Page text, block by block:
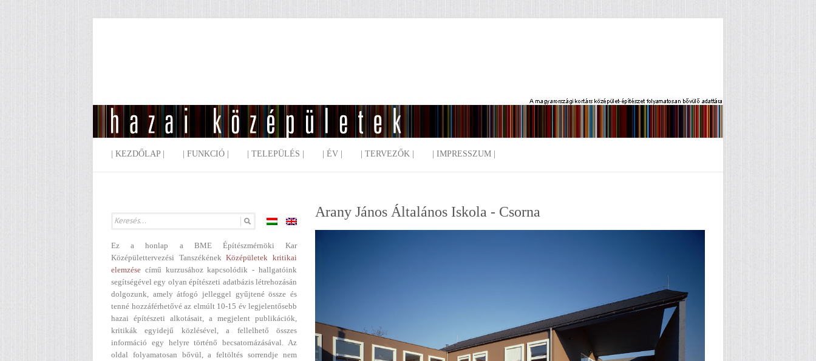
| KEZDŐLAP | | FUNKCIÓ | | TELEPÜLÉS | | ÉV | | TERVEZŐK | | IMPRESSZUM |
Arany János Általános Iskola - Csorna
Ez a honlap a BME Építészmérnöki Kar
Középülettervezési TanszékénekKözépületek kritikai
elemzése című kurzusához kapcsolódik - hallgatóink
segítségével egy olyan építészeti adatbázis létrehozásán
dolgozunk, amely átfogó jelleggel gyűjtené össze és
tenné hozzáférhetővé az elmúlt 10-15 év legjelentősebb
hazai építészeti alkotásait, a megjelent publikációk,
kritikák egyidejű közlésével, a fellelhető összes
információ egy helyre történő becsatornázásával. Az
oldal folyamatosan bővül, a feltöltés sorrendje nem